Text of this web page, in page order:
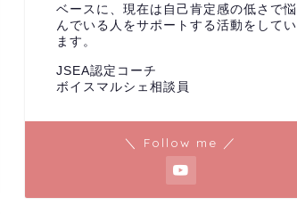
ベースに、現在は自己肯定感の低さで悩
んでいる人をサポートする活動をしてい
ます。
JSEA認定コーチ
ボイスマルシェ相談員
＼ Follow me ／